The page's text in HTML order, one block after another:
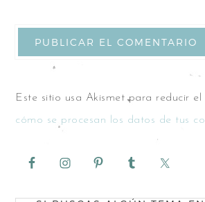
Este sitio usa Akismet para reducir el
cómo se procesan los datos de tus